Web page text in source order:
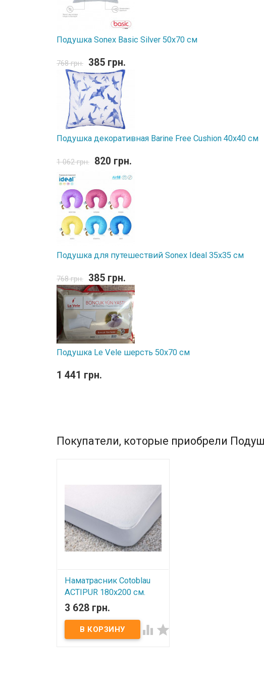
Подушка Sonex Basic Silver 50х70 см
768 грн. 385 грн.
Подушка декоративная Barine Free Cushion 40x40 см
1 062 грн. 820 грн.
Подушка для путешествий Sonex Ideal 35x35 см
768 грн. 385 грн.
Подушка Le Vele шерсть 50x70 см
1 441 грн.
Покупатели, которые приобрели
Наматрасник Cotoblau
ACTIPUR 180х200 см.
В наличии
Наматрасник Cotoblau
периметру 180х200 см Состав:
3 628 грн.
 